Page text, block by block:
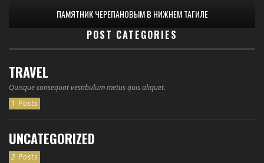
ПАМЯТНИК ЧЕРЕПАНОВЫМ В НИЖНЕМ ТАГИЛЕ
POST CATEGORIES
TRAVEL
Quisque consequat vestibulum metus quis aliquet.
1 Posts
UNCATEGORIZED
2 Posts